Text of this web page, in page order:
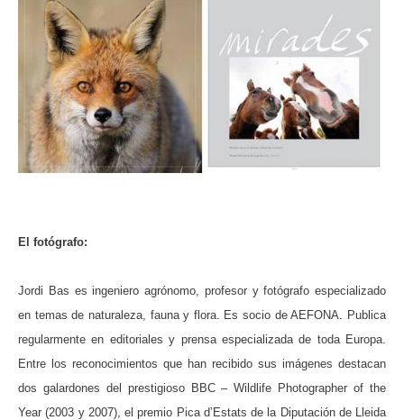
El fotógrafo:
Jordi Bas es ingeniero agrónomo, profesor y fotógrafo especializado
en temas de naturaleza, fauna y flora. Es socio de AEFONA. Publica
regularmente en editoriales y prensa especializada de toda Europa.
Entre los reconocimientos que han recibido sus imágenes destacan
dos galardones del prestigioso BBC – Wildlife Photographer of the
Year (2003 y 2007), el premio Pica d’Estats de la Diputación de Lleida